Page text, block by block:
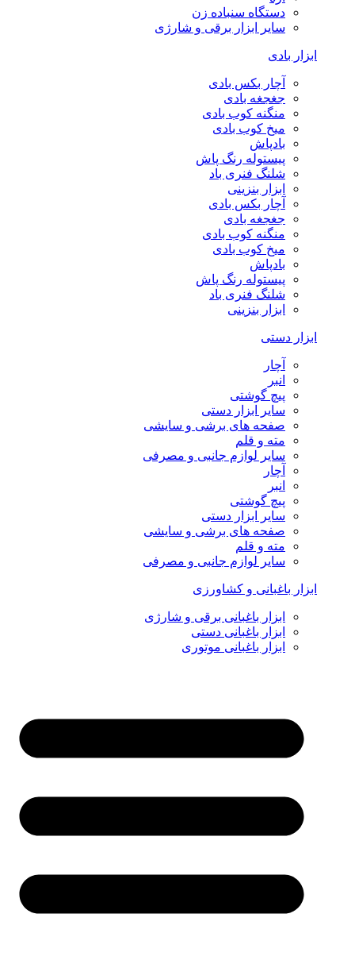
دستگاه سنباده زن
سایر ابزار برقی و شارژی
ابزار بادی
آچار بکس بادی
جغجغه بادی
منگنه کوب بادی
میخ کوب بادی
بادپاش
پیستوله رنگ پاش
شلنگ فنری باد
ابزار بنزینی
آچار بکس بادی
جغجغه بادی
منگنه کوب بادی
میخ کوب بادی
بادپاش
پیستوله رنگ پاش
شلنگ فنری باد
ابزار بنزینی
ابزار دستی
آچار
انبر
پیچ گوشتی
سایر ابزار دستی
صفحه های برشی و سایشی
مته و قلم
سایر لوازم جانبی و مصرفی
آچار
انبر
پیچ گوشتی
سایر ابزار دستی
صفحه های برشی و سایشی
مته و قلم
سایر لوازم جانبی و مصرفی
ابزار باغبانی و کشاورزی
ابزار باغبانی برقی و شارژی
ابزار باغبانی دستی
ابزار باغبانی موتوری